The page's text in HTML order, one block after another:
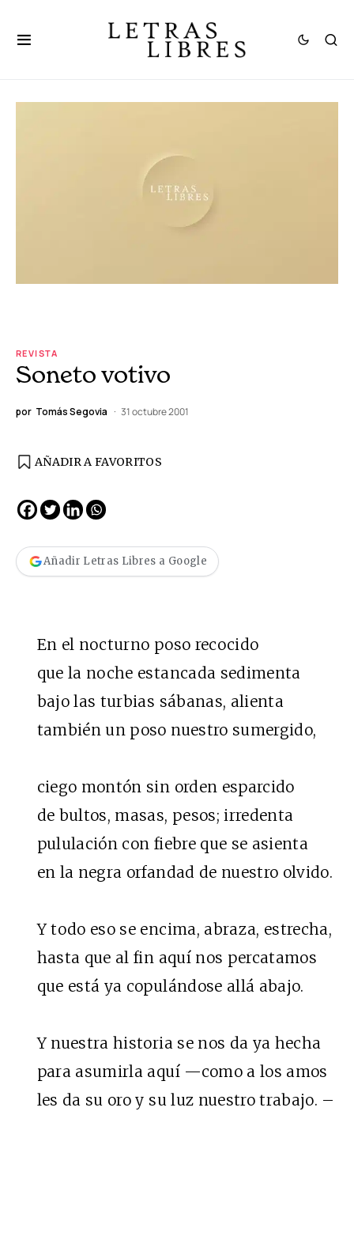
REVISTA
Soneto votivo
por Tomás Segovia 31 octubre 2001
AÑADIR A FAVORITOS
Añadir Letras Libres a Google
En el nocturno poso recocido
que la noche estancada sedimenta
bajo las turbias sábanas, alienta
también un poso nuestro sumergido,
ciego montón sin orden esparcido
de bultos, masas, pesos; irredenta
pululación con fiebre que se asienta
en la negra orfandad de nuestro olvido.
Y todo eso se encima, abraza, estrecha,
hasta que al fin aquí nos percatamos
que está ya copulándose allá abajo.
Y nuestra historia se nos da ya hecha
para asumirla aquí —como a los amos
les da su oro y su luz nuestro trabajo. –